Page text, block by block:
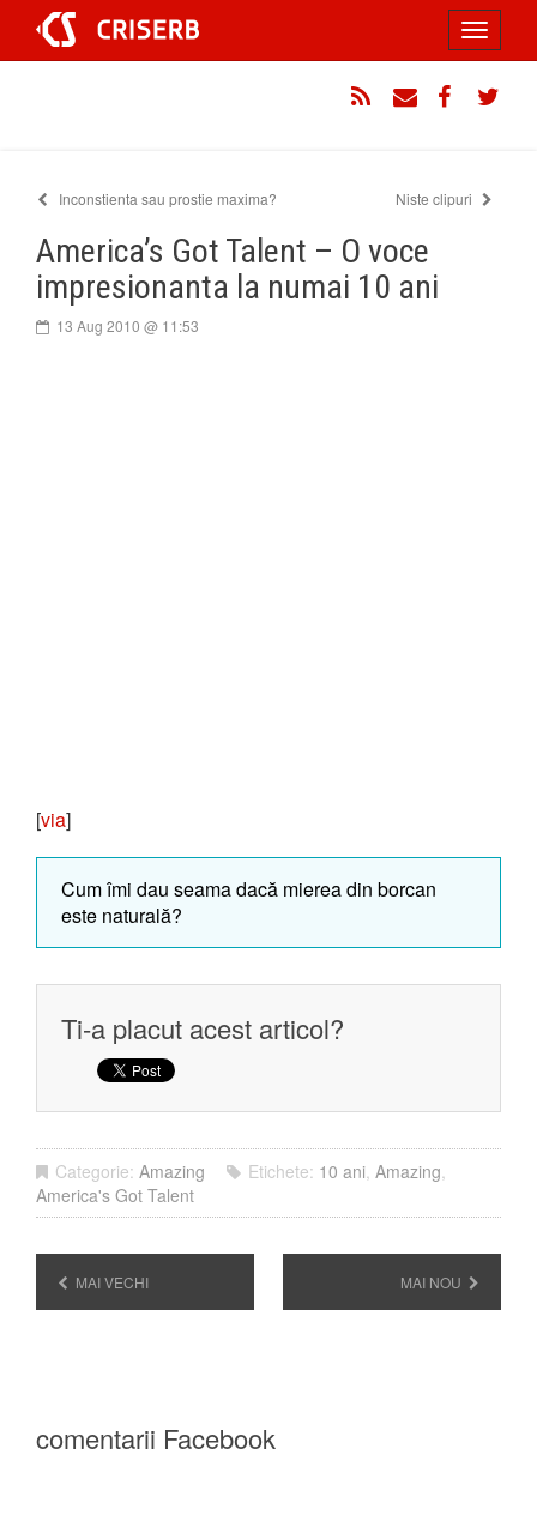
conținut
Toggle
Inconstienta sau prostie maxima? Niste clipuri
America’s Got Talent – O voce
impresionanta la numai 10 ani
13 Aug 2010 @ 11:53
[via]
Cum îmi dau seama dacă mierea din borcan
este naturală?
Ti-a placut acest articol?
Categorie: Amazing Etichete: 10 ani, Amazing,
America's Got Talent
MAI VECHI MAI NOU
comentarii Facebook